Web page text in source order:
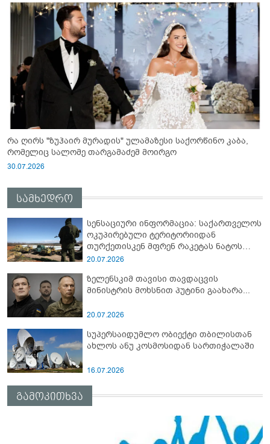
რა ღირს "ზუჰაირ მურადის" ულამაზესი საქორწინო კაბა,
რომელიც სალომე თარგამაძემ მოირგო
30.07.2026
სამხედრო
სენსაციური ინფორმაცია: საქართველოს
ოკუპირებული ტერიტორიიდან
თურქეთისკენ მფრენ რაკეტას ნატოს
სამიტი კინაღამ ჩაუშლია
20.07.2026
ზელენსკიმ თავისი თავდაცვის
მინისტრის მოხსნით პუტინი გაახარა...
20.07.2026
სუპერსაიდუმლო ობიექტი თბილისთან
ახლოს ანუ კოსმოსიდან სართიჭალაში
16.07.2026
გამოკითხვა